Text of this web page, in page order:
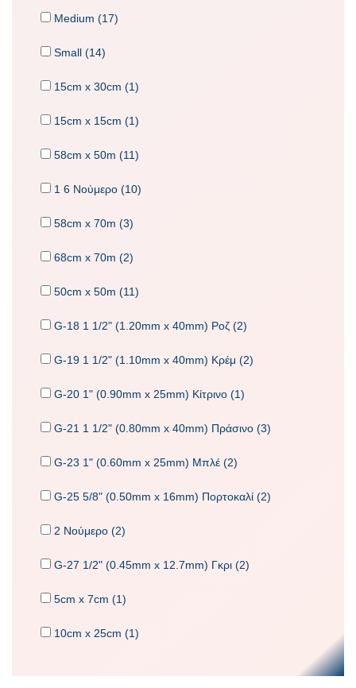
Medium (17)
Small (14)
15cm x 30cm (1)
15cm x 15cm (1)
58cm x 50m (11)
1 6 Νούμερο (10)
58cm x 70m (3)
68cm x 70m (2)
50cm x 50m (11)
G-18 1 1/2" (1.20mm x 40mm) Ροζ (2)
G-19 1 1/2" (1.10mm x 40mm) Κρέμ (2)
G-20 1" (0.90mm x 25mm) Κίτρινο (1)
G-21 1 1/2" (0.80mm x 40mm) Πράσινο (3)
G-23 1" (0.60mm x 25mm) Μπλέ (2)
G-25 5/8" (0.50mm x 16mm) Πορτοκαλί (2)
2 Νούμερο (2)
G-27 1/2" (0.45mm x 12.7mm) Γκρι (2)
5cm x 7cm (1)
10cm x 25cm (1)